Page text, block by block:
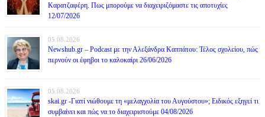
Καρατζαφέρη. Πως μπορούμε να διαχειριζόμαστε τις αποτυχίες
12/07/2026
05.08.2026
Newshub.gr – Podcast με την Αλεξάνδρα Καππάτου: Τέλος σχολείου, πώς
περνούν οι έφηβοι το καλοκαίρι 26/06/2026
05.08.2026
skai.gr -Γιατί νιώθουμε τη «μελαγχολία του Αυγούστου»; Ειδικός εξηγεί τι
συμβαίνει και πώς να το διαχειριστούμε 04/08/2026